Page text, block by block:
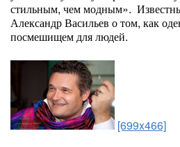
стильным, чем модным».
Александр Васильев о том, как
посмешищем для людей.
[699x466]